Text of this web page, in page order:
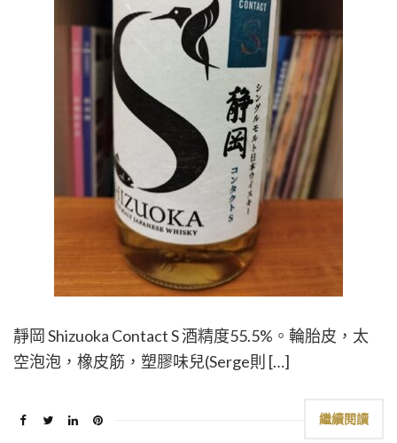
靜岡 Shizuoka Contact S 酒精度55.5%。輪胎皮，太
空泡泡，橡皮筋，塑膠味兒(Serge則 […]
繼續閱讀